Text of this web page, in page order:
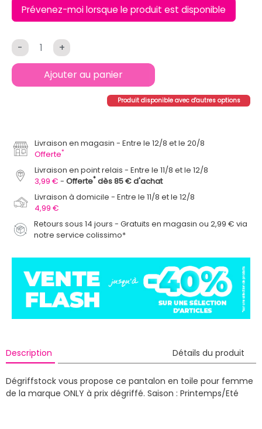
Prévenez-moi lorsque le produit est disponible
- +
Ajouter au panier
Produit disponible avec d'autres options
Livraison en magasin
Entre le 12/8 et le 20/8
Offerte*
Livraison en point relais
Entre le 11/8 et le 12/8
3,99 €
Offerte* dès 85 € d'achat
Livraison à domicile
Entre le 11/8 et le 12/8
4,99 €
Retours sous 14 jours - Gratuits en magasin ou 2,99 € via
notre service colissimo*
Description Détails du produit
Dégriffstock vous propose ce pantalon en toile pour femme
de la marque ONLY à prix dégriffé. Saison : Printemps/Eté